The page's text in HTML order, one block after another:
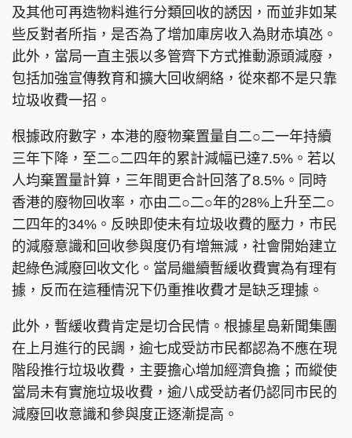
Copyright © 東周網 版權所有 . 不得轉載
©Eastweek.com.hk. All rights reserved.
及其他可再造物料進行分類回收的誘因，而並非如某
些反對者所指，是否為了增加庫房收入為財赤填氹。
此外，當局一直主張以多管齊下方式推動源頭減廢，
包括加強宣傳教育和擴大回收網絡，從來都不是只靠
垃圾收費一招。
根據政府數字，本港的廢物棄置量自二○二一年持續
三年下降，至二○二四年的累計減幅已達7.5%。若以
人均棄置量計算，三年間更合計回落了8.5%。同時
香港的廢物回收率，亦由二○二○年的28%上升至二○
二四年的34%。反映即使未有垃圾收費的壓力，市民
的減廢意識和回收參與度仍有增無減，社會開始建立
起綠色減廢回收文化。當局繼續暫緩收費實為有理有
據，反而在這種情況下仍重推收費才是缺乏理據。
此外，暫緩收費肯定是切合民情。根據星島新聞集團
在上月進行的民調，逾七成受訪市民都認為不應在現
階段推行垃圾收費，主要擔心增加經濟負擔；而縱使
當局未有實施垃圾收費，逾八成受訪者仍認同市民的
減廢回收意識和參與度正逐漸提高。